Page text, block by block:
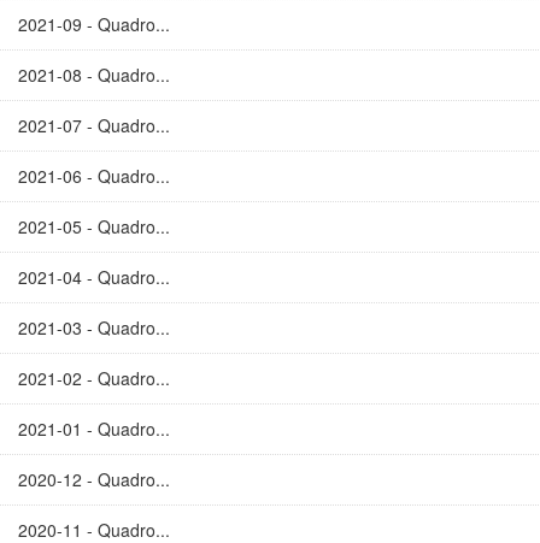
2021-09 - Quadro...
2021-08 - Quadro...
2021-07 - Quadro...
2021-06 - Quadro...
2021-05 - Quadro...
2021-04 - Quadro...
2021-03 - Quadro...
2021-02 - Quadro...
2021-01 - Quadro...
2020-12 - Quadro...
2020-11 - Quadro...